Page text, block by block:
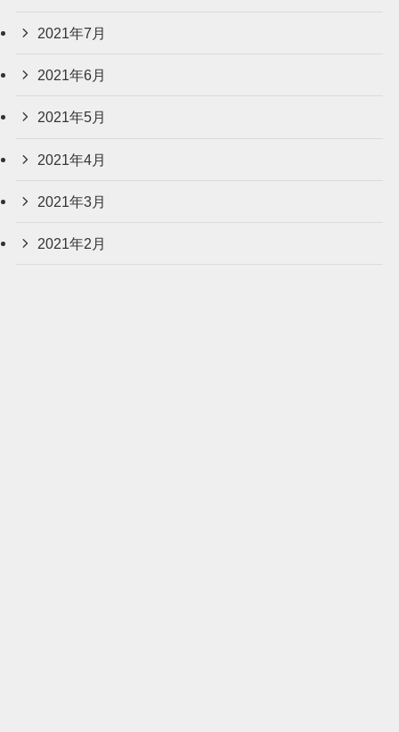
2021年7月
2021年6月
2021年5月
2021年4月
2021年3月
2021年2月